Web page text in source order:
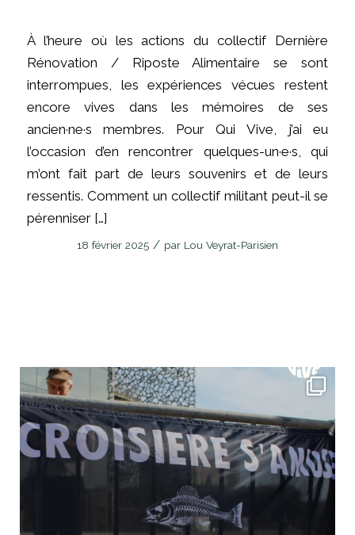
À l’heure où les actions du collectif Dernière
Rénovation / Riposte Alimentaire se sont
interrompues, les expériences vécues restent
encore vives dans les mémoires de ses
ancien·ne·s membres. Pour Qui Vive, j’ai eu
l’occasion d’en rencontrer quelques-un·e·s, qui
m’ont fait part de leurs souvenirs et de leurs
ressentis. Comment un collectif militant peut-il se
pérenniser […]
18 février 2025 / par Lou Veyrat-Parisien